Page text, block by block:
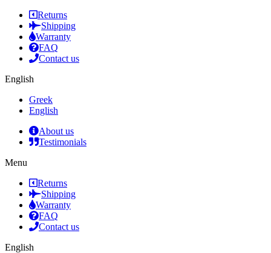
Returns
Shipping
Warranty
FAQ
Contact us
English
Greek
English
About us
Testimonials
Menu
Returns
Shipping
Warranty
FAQ
Contact us
English